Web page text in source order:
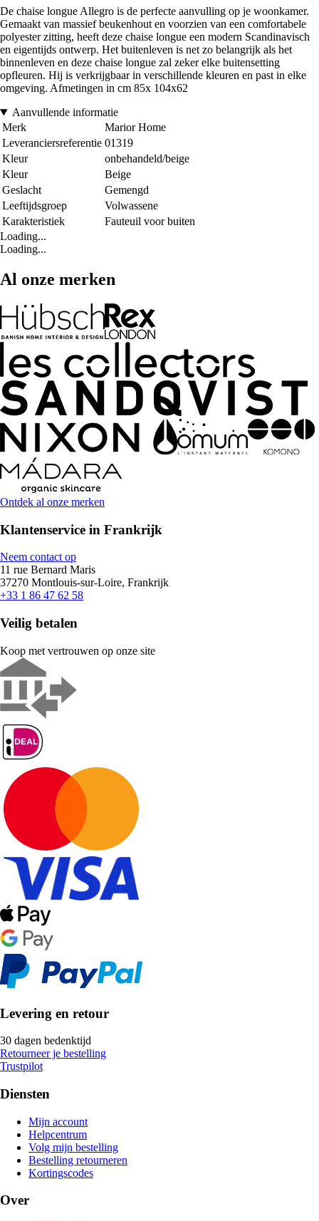
De chaise longue Allegro is de perfecte aanvulling op je woonkamer.
Gemaakt van massief beukenhout en voorzien van een comfortabele
polyester zitting, heeft deze chaise longue een modern Scandinavisch
en eigentijds ontwerp. Het buitenleven is net zo belangrijk als het
binnenleven en deze chaise longue zal zeker elke buitensetting
opfleuren. Hij is verkrijgbaar in verschillende kleuren en past in elke
omgeving. Afmetingen in cm 85x 104x62
Aanvullende informatie
Merk
Marior Home
Leveranciersreferentie 01319
Kleur
onbehandeld/beige
Kleur
Beige
Geslacht
Gemengd
Leeftijdsgroep
Volwassene
Karakteristiek
Fauteuil voor buiten
Loading...
Loading...
Al onze merken
Ontdek al onze merken
Klantenservice in Frankrijk
Neem contact op
11 rue Bernard Maris
37270 Montlouis-sur-Loire, Frankrijk
+33 1 86 47 62 58
Veilig betalen
Koop met vertrouwen op onze site
Levering en retour
30 dagen bedenktijd
Retourneer je bestelling
Trustpilot
Diensten
Mijn account
Helpcentrum
Volg mijn bestelling
Bestelling retourneren
Kortingscodes
Over